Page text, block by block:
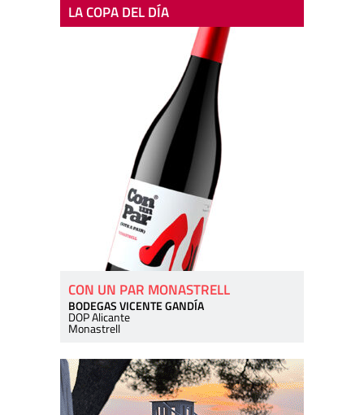
LA COPA DEL DÍA
CON UN PAR MONASTRELL
BODEGAS VICENTE GANDÍA
DOP Alicante
Monastrell